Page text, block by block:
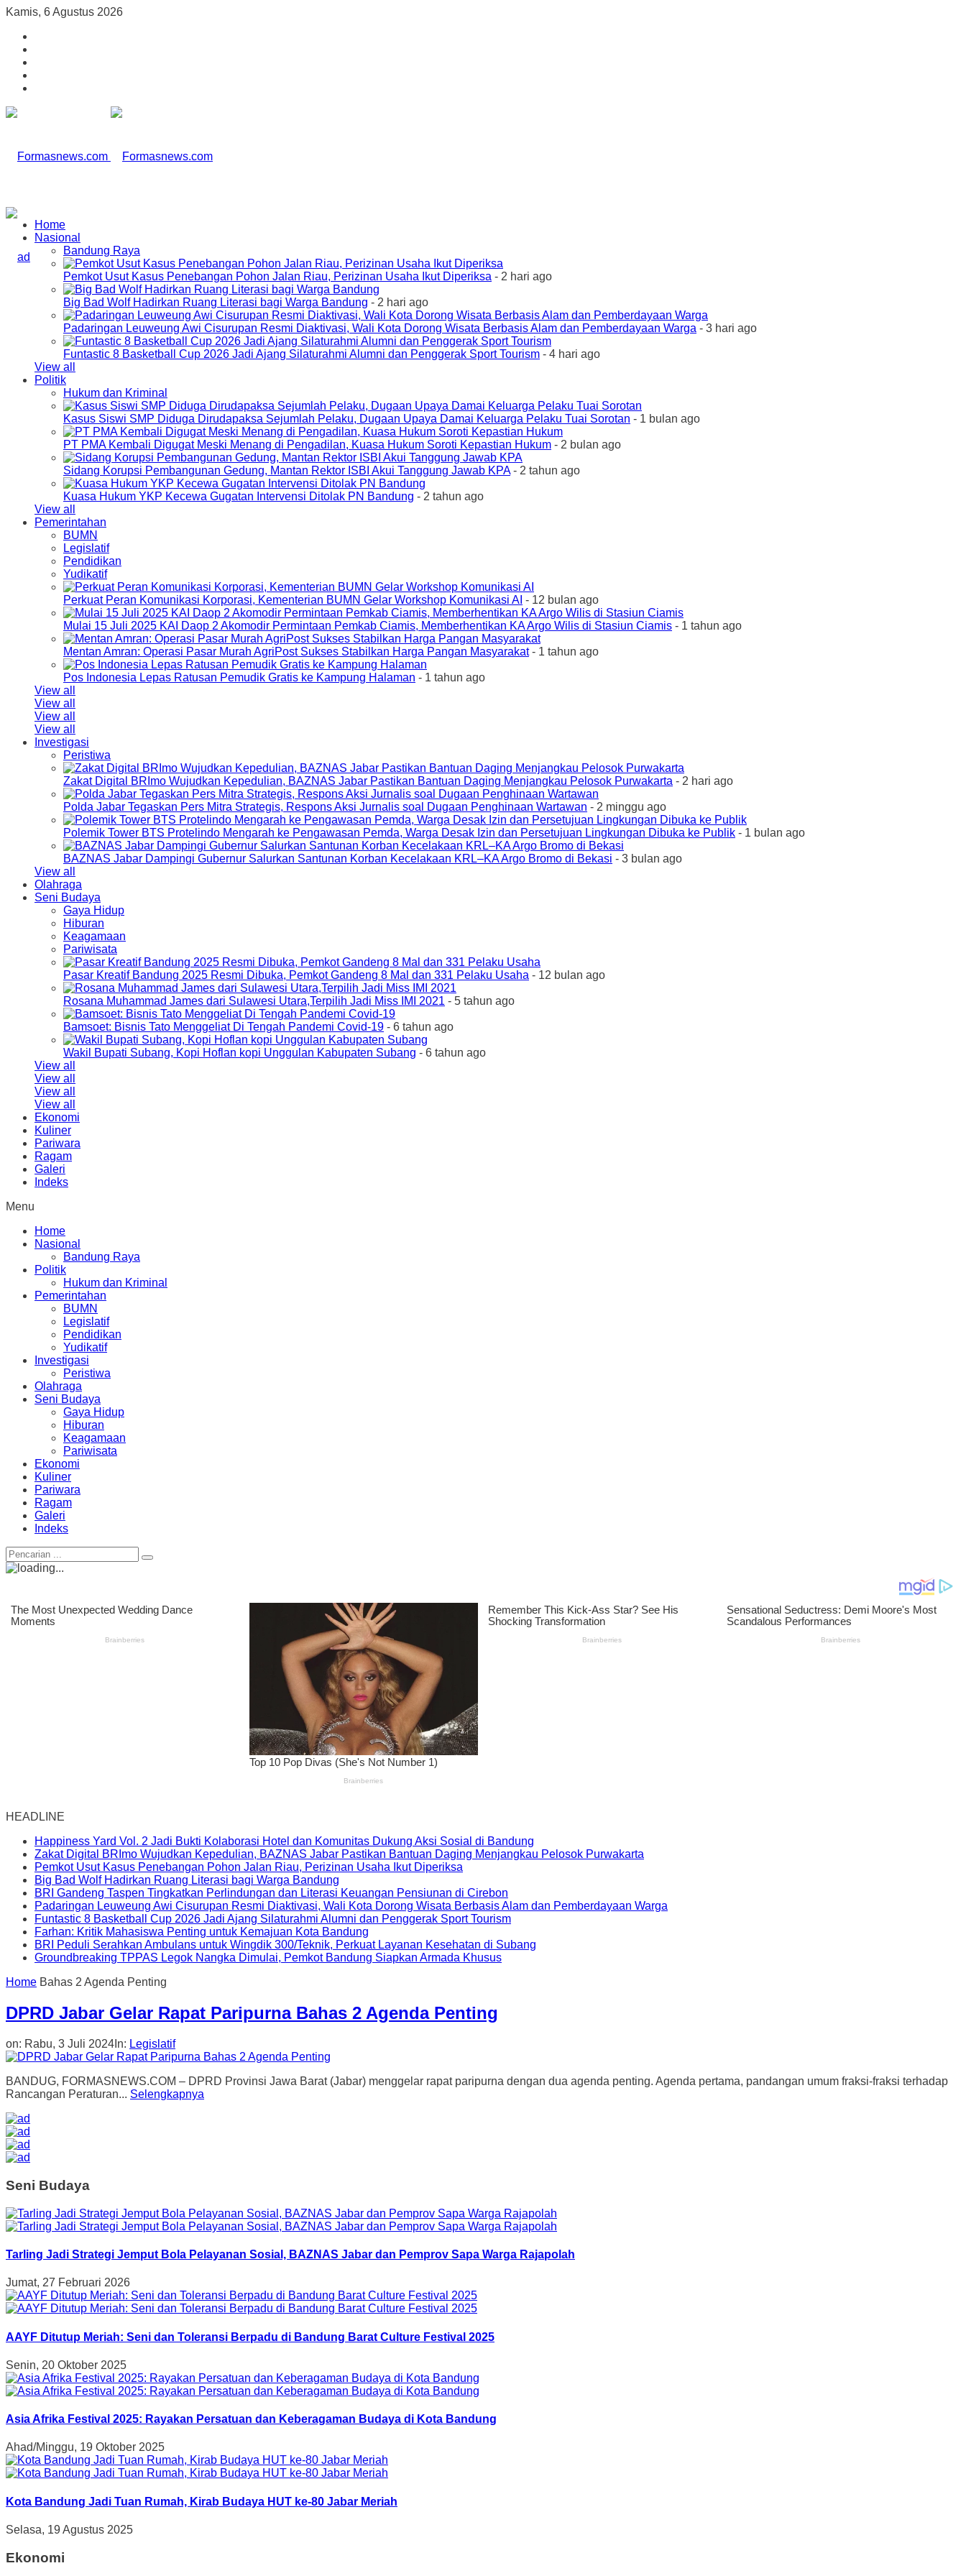
Kamis, 6 Agustus 2026
Home
Nasional
Bandung Raya
Pemkot Usut Kasus Penebangan Pohon Jalan Riau, Perizinan Usaha Ikut Diperiksa - 2 hari ago
Big Bad Wolf Hadirkan Ruang Literasi bagi Warga Bandung - 2 hari ago
Padaringan Leuweung Awi Cisurupan Resmi Diaktivasi, Wali Kota Dorong Wisata Berbasis Alam dan Pemberdayaan Warga - 3 hari ago
Funtastic 8 Basketball Cup 2026 Jadi Ajang Silaturahmi Alumni dan Penggerak Sport Tourism - 4 hari ago
View all
Politik
Hukum dan Kriminal
Kasus Siswi SMP Diduga Dirudapaksa Sejumlah Pelaku, Dugaan Upaya Damai Keluarga Pelaku Tuai Sorotan - 1 bulan ago
PT PMA Kembali Digugat Meski Menang di Pengadilan, Kuasa Hukum Soroti Kepastian Hukum - 2 bulan ago
Sidang Korupsi Pembangunan Gedung, Mantan Rektor ISBI Akui Tanggung Jawab KPA- 2 tahun ago
Kuasa Hukum YKP Kecewa Gugatan Intervensi Ditolak PN Bandung - 2 tahun ago
View all
Pemerintahan
BUMN
Legislatif
Pendidikan
Yudikatif
Perkuat Peran Komunikasi Korporasi, Kementerian BUMN Gelar Workshop Komunikasi AI - 12 bulan ago
Mulai 15 Juli 2025 KAI Daop 2 Akomodir Permintaan Pemkab Ciamis, Memberhentikan KA Argo Wilis di Stasiun Ciamis - 1 tahun ago
Mentan Amran: Operasi Pasar Murah AgriPost Sukses Stabilkan Harga Pangan Masyarakat- 1 tahun ago
Pos Indonesia Lepas Ratusan Pemudik Gratis ke Kampung Halaman - 1 tahun ago
View all
View all
View all
View all
Investigasi
Peristiwa
Zakat Digital BRImo Wujudkan Kepedulian, BAZNAS Jabar Pastikan Bantuan Daging Menjangkau Pelosok Purwakarta - 2 hari ago
Polda Jabar Tegaskan Pers Mitra Strategis, Respons Aksi Jurnalis soal Dugaan Penghinaan Wartawan - 2 minggu ago
Polemik Tower BTS Protelindo Mengarah ke Pengawasan Pemda, Warga Desak Izin dan Persetujuan Lingkungan Dibuka ke Publik - 1 bulan ago
BAZNAS Jabar Dampingi Gubernur Salurkan Santunan Korban Kecelakaan KRL–KA Argo Bromo di Bekasi - 3 bulan ago
View all
Olahraga
Seni Budaya
Gaya Hidup
Hiburan
Keagamaan
Pariwisata
Pasar Kreatif Bandung 2025 Resmi Dibuka, Pemkot Gandeng 8 Mal dan 331 Pelaku Usaha - 12 bulan ago
Rosana Muhammad James dari Sulawesi Utara,Terpilih Jadi Miss IMI 2021 - 5 tahun ago
Bamsoet: Bisnis Tato Menggeliat Di Tengah Pandemi Covid-19 - 6 tahun ago
Wakil Bupati Subang, Kopi Hoflan kopi Unggulan Kabupaten Subang - 6 tahun ago
View all
View all
View all
View all
Ekonomi
Kuliner
Pariwara
Ragam
Galeri
Indeks
Menu
Home
Nasional
Bandung Raya
Politik
Hukum dan Kriminal
Pemerintahan
BUMN
Legislatif
Pendidikan
Yudikatif
Investigasi
Peristiwa
Olahraga
Seni Budaya
Gaya Hidup
Hiburan
Keagamaan
Pariwisata
Ekonomi
Kuliner
Pariwara
Ragam
Galeri
Indeks
HEADLINE
Happiness Yard Vol. 2 Jadi Bukti Kolaborasi Hotel dan Komunitas Dukung Aksi Sosial di Bandung
Zakat Digital BRImo Wujudkan Kepedulian, BAZNAS Jabar Pastikan Bantuan Daging Menjangkau Pelosok Purwakarta
Pemkot Usut Kasus Penebangan Pohon Jalan Riau, Perizinan Usaha Ikut Diperiksa
Big Bad Wolf Hadirkan Ruang Literasi bagi Warga Bandung
BRI Gandeng Taspen Tingkatkan Perlindungan dan Literasi Keuangan Pensiunan di Cirebon
Padaringan Leuweung Awi Cisurupan Resmi Diaktivasi, Wali Kota Dorong Wisata Berbasis Alam dan Pemberdayaan Warga
Funtastic 8 Basketball Cup 2026 Jadi Ajang Silaturahmi Alumni dan Penggerak Sport Tourism
Farhan: Kritik Mahasiswa Penting untuk Kemajuan Kota Bandung
BRI Peduli Serahkan Ambulans untuk Wingdik 300/Teknik, Perkuat Layanan Kesehatan di Subang
Groundbreaking TPPAS Legok Nangka Dimulai, Pemkot Bandung Siapkan Armada Khusus
Home Bahas 2 Agenda Penting
DPRD Jabar Gelar Rapat Paripurna Bahas 2 Agenda Penting
on: Rabu, 3 Juli 2024 In: Legislatif
BANDUG, FORMASNEWS.COM – DPRD Provinsi Jawa Barat (Jabar) menggelar rapat paripurna dengan dua agenda penting. Agenda pertama, pandangan umum fraksi-fraksi terhadap
Rancangan Peraturan... Selengkapnya
Seni Budaya
Tarling Jadi Strategi Jemput Bola Pelayanan Sosial, BAZNAS Jabar dan Pemprov Sapa Warga Rajapolah
Jumat, 27 Februari 2026
AAYF Ditutup Meriah: Seni dan Toleransi Berpadu di Bandung Barat Culture Festival 2025
Senin, 20 Oktober 2025
Asia Afrika Festival 2025: Rayakan Persatuan dan Keberagaman Budaya di Kota Bandung
Ahad/Minggu, 19 Oktober 2025
Kota Bandung Jadi Tuan Rumah, Kirab Budaya HUT ke-80 Jabar Meriah
Selasa, 19 Agustus 2025
Ekonomi